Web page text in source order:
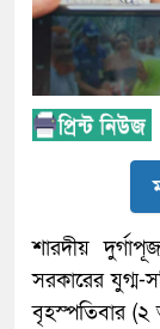
শারদীয়
সরকারের যুগ্ম-
বৃহস্পতিবার (২